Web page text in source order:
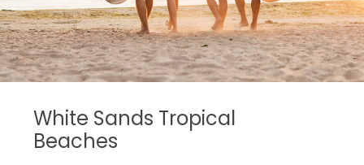
White Sands Tropical
Beaches